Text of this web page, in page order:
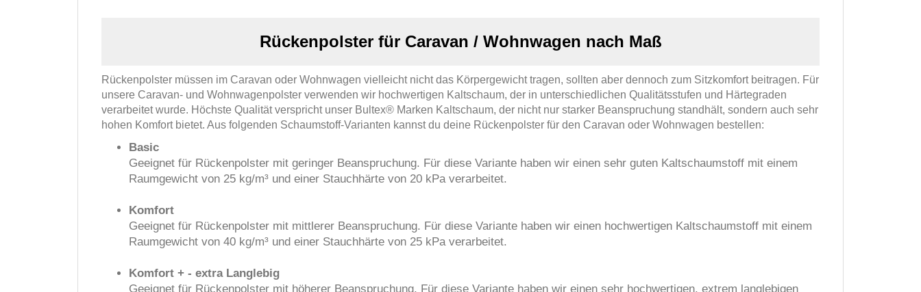
Rückenpolster für Caravan / Wohnwagen nach Maß
Rückenpolster müssen im Caravan oder Wohnwagen vielleicht nicht das Körpergewicht tragen, sollten aber dennoch zum Sitzkomfort beitragen. Für
unsere Caravan- und Wohnwagenpolster verwenden wir hochwertigen Kaltschaum, der in unterschiedlichen Qualitätsstufen und Härtegraden
verarbeitet wurde. Höchste Qualität verspricht unser Bultex® Marken Kaltschaum, der nicht nur starker Beanspruchung standhält, sondern auch sehr
hohen Komfort bietet. Aus folgenden Schaumstoff-Varianten kannst du deine Rückenpolster für den Caravan oder Wohnwagen bestellen:
Basic
Geeignet für Rückenpolster mit geringer Beanspruchung. Für diese Variante haben wir einen sehr guten Kaltschaumstoff mit einem
Raumgewicht von 25 kg/m³ und einer Stauchhärte von 20 kPa verarbeitet.
Komfort
Geeignet für Rückenpolster mit mittlerer Beanspruchung. Für diese Variante haben wir einen hochwertigen Kaltschaumstoff mit einem
Raumgewicht von 40 kg/m³ und einer Stauchhärte von 25 kPa verarbeitet.
Komfort + - extra Langlebig
Geeignet für Rückenpolster mit höherer Beanspruchung. Für diese Variante haben wir einen sehr hochwertigen, extrem langlebigen